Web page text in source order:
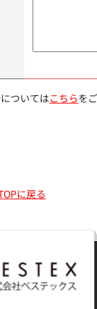
ついてはこちらを
に戻る